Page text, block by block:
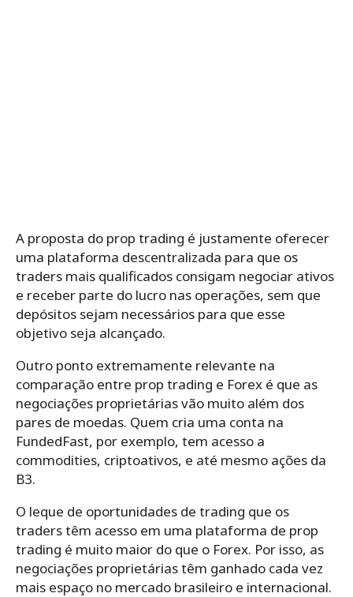
A proposta do prop trading é justamente oferecer
uma plataforma descentralizada para que os
traders mais qualificados consigam negociar ativos
e receber parte do lucro nas operações, sem que
depósitos sejam necessários para que esse
objetivo seja alcançado.
Outro ponto extremamente relevante na
comparação entre prop trading e Forex é que as
negociações proprietárias vão muito além dos
pares de moedas. Quem cria uma conta na
FundedFast, por exemplo, tem acesso a
commodities, criptoativos, e até mesmo ações da
B3.
O leque de oportunidades de trading que os
traders têm acesso em uma plataforma de prop
trading é muito maior do que o Forex. Por isso, as
negociações proprietárias têm ganhado cada vez
mais espaço no mercado brasileiro e internacional.